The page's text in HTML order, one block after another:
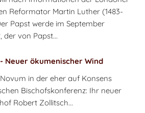
Reformator Martin Luther (1483-
Papst werde im September
der von Papst...
Neuer ökumenischer Wind
in der eher auf Konsens
Bischofskonferenz: Ihr neuer
Robert Zollitsch...